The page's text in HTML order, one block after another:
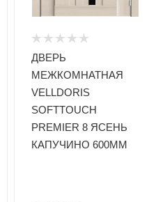
ДВЕРЬ
МЕЖКОМНАТНАЯ
VELLDORIS
SOFTTOUCH
PREMIER 8 ЯСЕНЬ
КАПУЧИНО 600ММ